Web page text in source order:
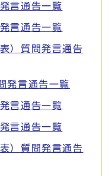
言通告一覧
言通告一覧
）質問発言通告
発言通告一覧
言通告一覧
言通告一覧
）質問発言通告